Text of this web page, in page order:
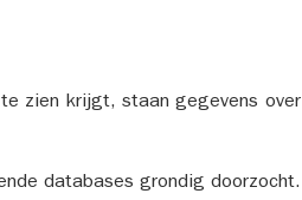
zien krijgt, staan gegevens over
databases grondig doorzocht.